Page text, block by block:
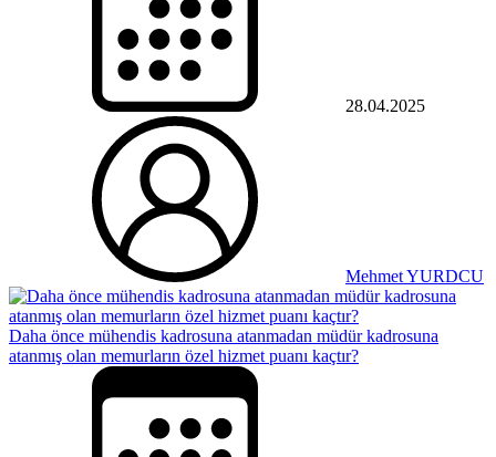
28.04.2025
Mehmet YURDCU
Daha önce mühendis kadrosuna atanmadan müdür kadrosuna
atanmış olan memurların özel hizmet puanı kaçtır?